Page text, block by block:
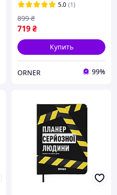
5.0 (1)
719₴
899 ₴
Купить
ORNER 99%